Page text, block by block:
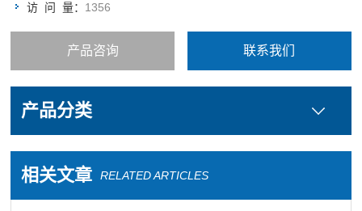
访 问 量： 1356
产品咨询 联系我们
产品分类
相关文章 RELATED ARTICLES